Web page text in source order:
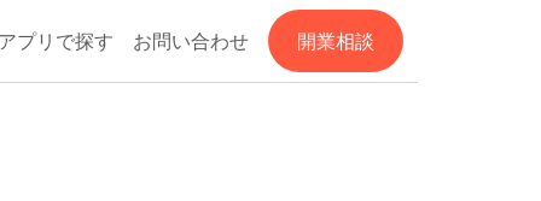
プリで探す お問い合わせ 開業相談